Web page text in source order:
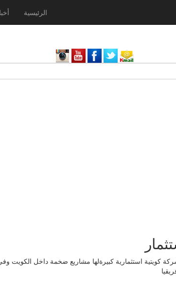
الرئيسية
كويتية استثمارية كبيرةلها مشاريع ضخمة داخل الكويت